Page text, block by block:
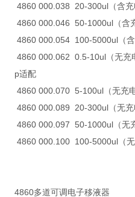
4860 000.038 20-300ul（含
4860 000.046 50-1000ul（含
4860 000.054 100-5000ul（
4860 000.062 0.5-10ul（
p适配
4860 000.070 5-100ul（无充
4860 000.089 20-300ul（无
4860 000.097 50-1000ul（无
4860 000.100 100-5000ul（
4860多道可调电子移液器